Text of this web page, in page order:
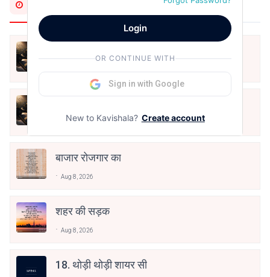
Aug 9, 2026
बाजार रोजगार का
Aug 8, 2026
शहर की सड़क
Aug 8, 2026
18. थोड़ी थोड़ी शायर सी
Login
OR CONTINUE WITH
Sign in with Google
New to Kavishala? Create account